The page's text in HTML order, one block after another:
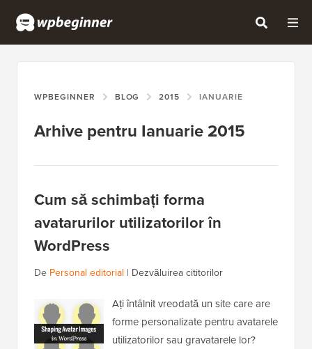
WPBEGINNER BLOG 2015 IANUARIE
Arhive pentru Ianuarie 2015
Cum să schimbați forma
avatarurilor utilizatorilor în
WordPress
De Personal editorial | Dezvăluirea cititorilor
Ați întâlnit vreodată un site care are
forme personalizate pentru avatarele
utilizatorilor sau gravatarele lor?